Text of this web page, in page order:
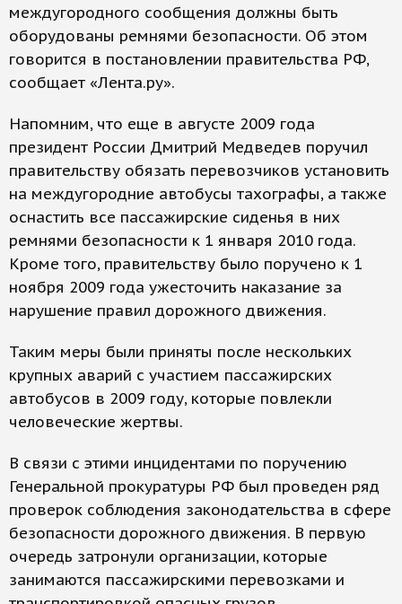
междугородного сообщения должны быть
оборудованы ремнями безопасности. Об этом
говорится в постановлении правительства РФ,
сообщает «Лента.ру».
Напомним, что еще в августе 2009 года
президент России Дмитрий Медведев поручил
правительству обязать перевозчиков установить
на междугородние автобусы тахографы, а также
оснастить все пассажирские сиденья в них
ремнями безопасности к 1 января 2010 года.
Кроме того, правительству было поручено к 1
ноября 2009 года ужесточить наказание за
нарушение правил дорожного движения.
Таким меры были приняты после нескольких
крупных аварий с участием пассажирских
автобусов в 2009 году, которые повлекли
человеческие жертвы.
В связи с этими инцидентами по поручению
Генеральной прокуратуры РФ был проведен ряд
проверок соблюдения законодательства в сфере
безопасности дорожного движения. В первую
очередь затронули организации, которые
занимаются пассажирскими перевозками и